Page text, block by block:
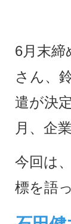
6月末
さん、
遣が決
月、企
今回は
標を語